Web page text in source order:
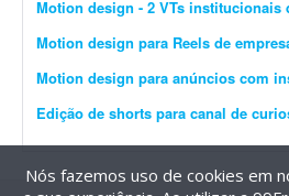
Motion design para Reels de
Edição de shorts para canal de
Nós fazemos uso de cookies em